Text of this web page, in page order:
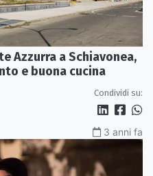
Azzurra a Schiavonea,
e buona cucina
Condividi su:
3 anni fa